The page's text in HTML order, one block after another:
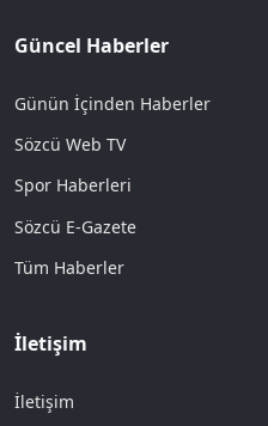
Güncel Haberler
Günün İçinden Haberler
Sözcü Web TV
Spor Haberleri
Sözcü E-Gazete
Tüm Haberler
İletişim
İletişim